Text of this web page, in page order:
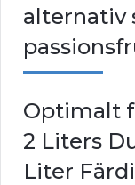
alternativ
Optimalt
2 Liters
Liter